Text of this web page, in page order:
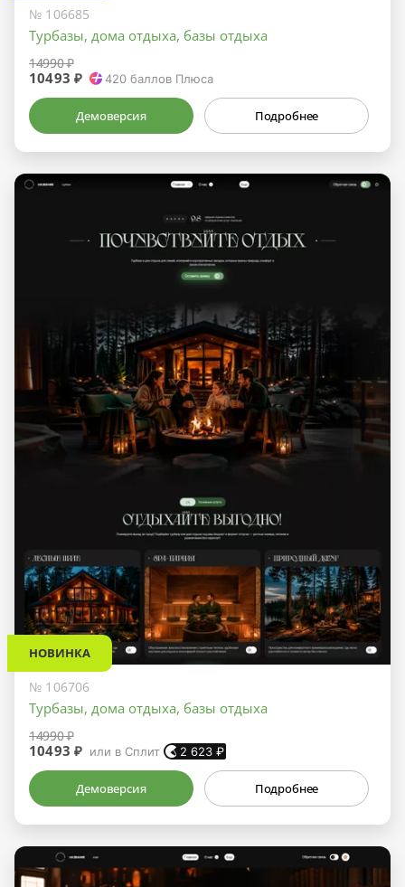
№ 106685
Турбазы, дома отдыха, базы отдыха
14990 ₽
10493 ₽ 420 баллов Плюса
Демоверсия Подробнее
НОВИНКА
№ 106706
Турбазы, дома отдыха, базы отдыха
14990 ₽
10493 ₽ или в Сплит 2 623 ₽
Демоверсия Подробнее